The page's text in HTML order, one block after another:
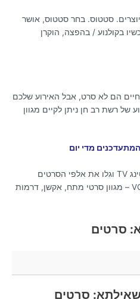
סטטוס. בחר סטטוס, אושר
בקולנוע / בהפצה, הוקרן
הם לא סרט, אבל האירוע שלכם
של רשת רב חן ניתן לקיים מגוון
מדי יום
אוהבים סרטים? היכנסו לאתר סטינג TV וגלו את אלפי הסרטים
המתעדכנים מדי יום בספריית VOD – מגוון סרטי מתח, אקשן, דרמות
סרטים
סרטים